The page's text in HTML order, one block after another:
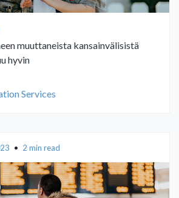
muuttaneista kansainvälisistä
hyvin
Services
• 2 min read